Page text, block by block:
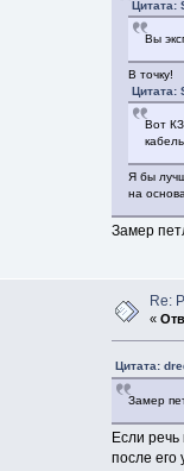
Цитата:
Вы
В точку!
Цитата:
Вот
Я бы
на
Замер
Re:
«
Цитата:
Замер
Если
после его